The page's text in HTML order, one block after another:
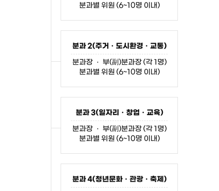
분과별 위원 (6~10명 이내)
분과 2(주거ㆍ도시환경ㆍ교통)
분과장 ㆍ 부(副)분과장 (각 1명)
분과별 위원 (6~10명 이내)
분과 3(일자리ㆍ창업ㆍ교육)
분과장 ㆍ 부(副)분과장 (각 1명)
분과별 위원 (6~10명 이내)
분과 4(청년문화ㆍ관광ㆍ축제)